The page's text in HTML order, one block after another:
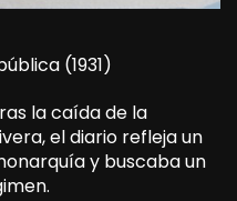
(1931)
la caída de la
el diario refleja un
y buscaba un